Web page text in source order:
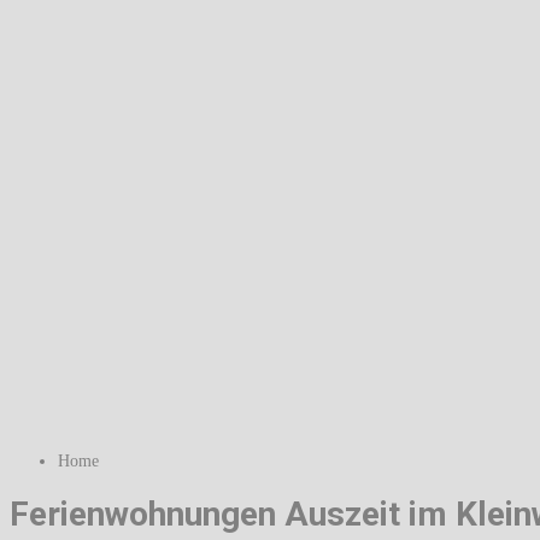
Home
Ferienwohnungen Auszeit im